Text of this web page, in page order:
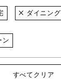
ダイニング
ン
すべてクリア